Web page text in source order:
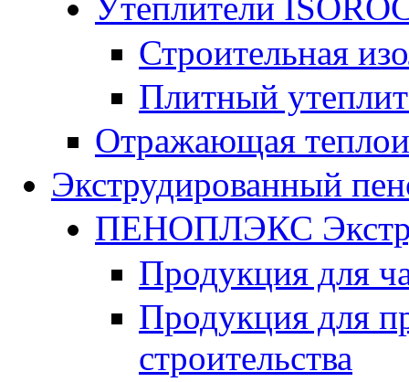
Утеплители
Строительная
Плитный
Отражающая
Экструдированный
ПЕНОПЛЭКС
Продукция для
Продукция для
строительства